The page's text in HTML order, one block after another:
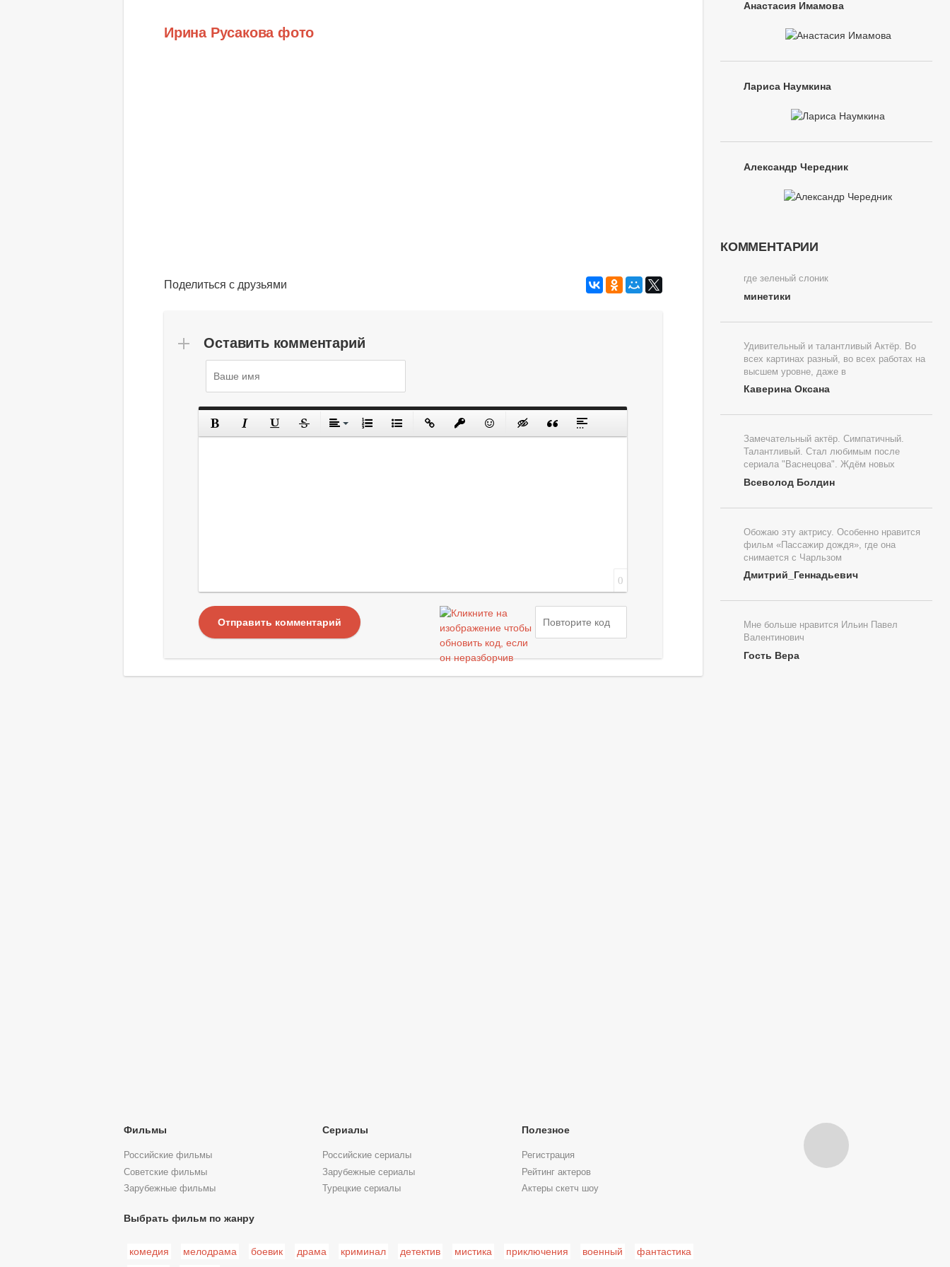
Ирина Русакова фото
Поделиться с друзьями
Оставить комментарий
0
Отправить комментарий
Анастасия Имамова
Лариса Наумкина
Александр Чередник
КОММЕНТАРИИ
где зеленый слоник
минетики
Удивительный и талантливый Актёр. Во
всех картинах разный, во всех работах на
высшем уровне, даже в
Каверина Оксана
Замечательный актёр. Симпатичный.
Талантливый. Стал любимым после
сериала "Васнецова". Ждём новых
Всеволод Болдин
Обожаю эту актрису. Особенно нравится
фильм «Пассажир дождя», где она
снимается с Чарльзом
Дмитрий_Геннадьевич
Мне больше нравится Ильин Павел
Валентинович
Гость Вера
Фильмы
Российские фильмы
Советские фильмы
Зарубежные фильмы
Сериалы
Российские сериалы
Зарубежные сериалы
Турецкие сериалы
Полезное
Регистрация
Рейтинг актеров
Актеры скетч шоу
Выбрать фильм по жанру
комедия мелодрама боевик драма криминал детектив мистика приключения военный фантастика